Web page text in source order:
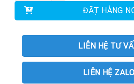
ĐẶT HÀNG
LIÊN HỆ TƯ
LIÊN HỆ ZALO